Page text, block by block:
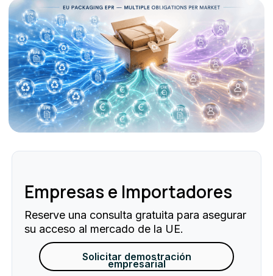
Empresas e Importadores
Reserve una consulta gratuita para asegurar
su acceso al mercado de la UE.
Solicitar demostración
empresarial